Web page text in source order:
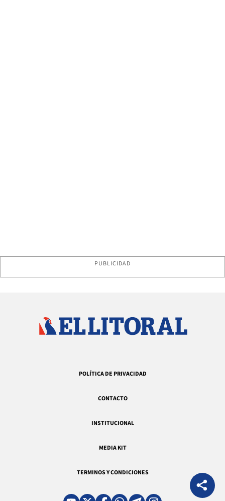
PUBLICIDAD
POLÍTICA DE PRIVACIDAD
CONTACTO
INSTITUCIONAL
MEDIA KIT
TERMINOS Y CONDICIONES